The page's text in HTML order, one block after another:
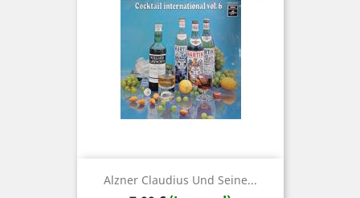
Alzner Claudius Und Seine...